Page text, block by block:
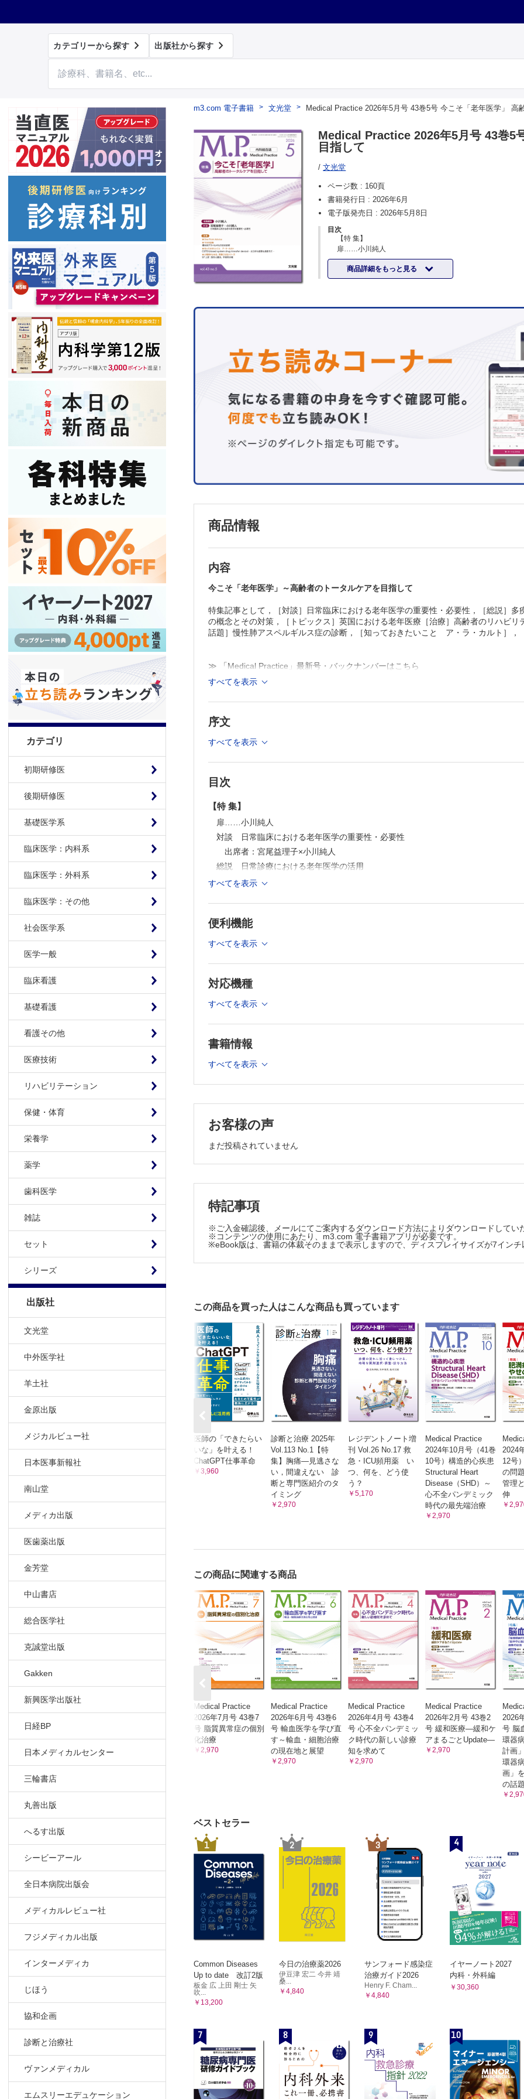
カテゴリーから探す  出版社から探す 
カテゴリ
初期研修医
後期研修医
基礎医学系
臨床医学：内科系
臨床医学：外科系
臨床医学：その他
社会医学系
医学一般
臨床看護
基礎看護
看護その他
医療技術
リハビリテーション
保健・体育
栄養学
薬学
歯科医学
雑誌
セット
シリーズ
出版社
文光堂
中外医学社
羊土社
金原出版
メジカルビュー社
日本医事新報社
南山堂
メディカ出版
医歯薬出版
金芳堂
中山書店
総合医学社
克誠堂出版
Gakken
新興医学出版社
日経BP
日本メディカルセンター
三輪書店
丸善出版
へるす出版
シービーアール
全日本病院出版会
メディカルレビュー社
フジメディカル出版
インターメディカ
じほう
協和企画
診断と治療社
ヴァンメディカル
エムスリーエデュケーション
m3.com 電子書籍 文光堂 Medical Practice 2026年5月号 43巻5号 今こそ「老年医学」 高
Medical Practice 2026年5月号 43巻5
目指して
/文光堂
ページ数 : 160頁
書籍発行日 :2026年6月
電子版発売日 :2026年5月8日
目次
【特 集】
扉……小川純人
対談 日常臨床における老年医学の重要性・必要性
出席者：宮尾益理子×小川純人
総説 日常診療における老年医学の活用
セミナー 高齢者の特性および代表的な老年疾患・老年症
フレイルの概念とその対策……佐竹昭介
サルコペニアの概念とその対策……矢可部満隆
高齢者高血圧とその管理……山本浩一
高齢者糖尿病とその管理……田村嘉章
高齢者の慢性便秘症とその管理……浅岡大介
認知症とその管理……松本昇也
誤嚥性肺炎とその管理……石井正紀
高齢者の救急医療……長谷川 浩
アドバンス・ケア・プランニング（ACP）とその活用……
老年腫瘍学について……小川朝生
治療 高齢者に対する予防・治療アプローチとその実際
査・
子ほか
Self-assessment test
【連 載】
One Point Advice
本信嗣
起因
ST上昇：急性心膜炎，早期再分極……新井 陸
商品詳細をもっと見る
商品情報
内容
今こそ「老年医学」～高齢者のトータルケアを目指して
特集記事として，［対談］日常臨床における老年医学の重要性・必要性，［総説］
の概念とその対策，［トピックス］英国における老年医療［治療］高齢者のリハビ
話題］慢性肺アスペルギルス症の診断，［知っておきたいこと ア・ラ・カルト］，
≫ 「Medical Practice」最新号・バックナンバーはこちら
≫
「Medical Practice」年間購読、受付中！
すべてを表示
序文
すべてを表示
目次
【特 集】
扉……小川純人
対談 日常臨床における老年医学の重要性・必要性
出席者：宮尾益理子×小川純人
総説 日常診療における老年医学の活用
多疾患併存（multimorbidity）と老年症候群……金子 英司
対策……小島太郎
セミナー 高齢者の特性および代表的な老年疾患・老年症候群
高齢者高血圧とその管理……山本浩一
高齢者心不全とその管理……網谷英介
高齢者の慢性便秘症とその管理……浅岡大介
認知症とその管理……松本昇也
誤嚥性肺炎とその管理……石井正紀
高齢者の救急医療……長谷川 浩
老年腫瘍学について……小川朝生
英国における老年医療……吉松由貴
高齢者の在宅医療……山口 潔
高齢者感染症に対するワクチン接種……山口泰弘
この症例から何を学ぶか
食思不振を呈した認知症高齢者に高齢者総合機能評価を活用し精査・
【連 載】
One Point Advice
がん治療における抗体薬物複合体（ADC）……内野慶太
外来の肺炎患者の抗菌薬投与は3日間でもよい，は本当か？……寺本信嗣
血液培養陽性の初動─慌てず，見逃さず─……菊池航紀
肝硬変の門脈血栓は，凝固，抗凝固因子の「不安定な平衡状態」に起因
する……寺井崇二
認知機能と心不全との相関……森田啓行
Total allergist（総合アレルギー専門医）……浅井一久
最初の1手が大事です……井畑 淳
今月の話題
慢性肺アスペルギルス症の診断……髙園貴弘
知っておきたいこと ア・ラ・カルト
CSTD（closed system drug transfer device）─エコチル調査も踏まえて─
すべてを表示
便利機能
すべてを表示
対応機種
すべてを表示
書籍情報
すべてを表示
お客様の声
まだ投稿されていません
特記事項
※ご入金確認後、メールにてご案内するダウンロード方法によりダウンロードしてい
※コンテンツの使用にあたり、m3.com 電子書籍アプリが必要です。
※eBook版は、書籍の体裁そのままで表示しますので、ディスプレイサイズが7インチ
この商品を買った人はこんな商品も買っています
医師の「できたらい
いな」を叶える！
ChatGPT仕事革命
￥3,960
診断と治療 2025年
Vol.113 No.1【特
集】胸痛―見逃さな
い，間違えない 診
断と専門医紹介のタ
イミング
￥2,970
レジデントノート増
刊 Vol.26 No.17 救
急・ICU頻用薬 い
つ、何を、どう使
う？
￥5,170
Medical Practice
2024年10月号（41巻
10号）構造的心疾患
Structural Heart
Disease（SHD）～
心不全パンデミック
時代の最先端治療
￥2,970
2024
12号
の問
管理
伸
￥
この商品に関連する商品
Medical Practice
2026年7月号 43巻7
号 脂質異常症の個別
化治療
￥2,970
Medical Practice
2026年6月号 43巻6
号 輸血医学を学び直
す～輸血・細胞治療
の現在地と展望
￥2,970
Medical Practice
2026年4月号 43巻4
号 心不全パンデミッ
ク時代の新しい診療
知を求めて
￥2,970
Medical Practice
2026年2月号 43巻2
号 緩和医療―緩和ケ
アまるごとUpdate―
￥2,970
2026
号 脳
環器
計画
環器
画」
の話
￥
ベストセラー
1
Common Diseases
Up to date 改訂2版
板金 広 上田 剛士 矢
吹...
￥13,200
2
今日の治療薬2026
伊豆津 宏二 今井 靖
桑...
￥4,840
3
サンフォード感染症
治療ガイド2026
Henry F. Cham...
￥4,840
4
イヤーノート2027
内科・外科編
￥30,360
7 8 9 10